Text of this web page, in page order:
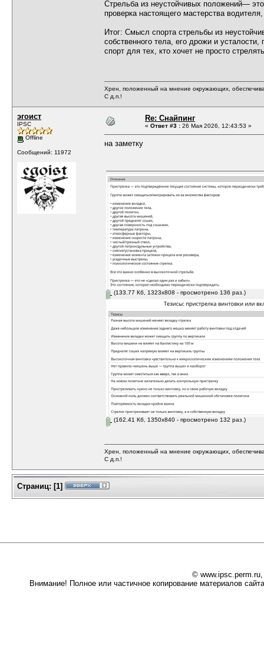
Стрельба из неустойчивых положений—
проверка настоящего мастерства
Итог: Смысл спорта стрельбы из
собственного тела, его дрожи и
спорт для тех, кто хочет не просто
Хрен, положенный на мнение окружающих,
С д.п.!
эгоист
IPSC
Offline
Сообщений: 11972
Re: Снайпинг
« Ответ #3 : 26 Мая 2026, 12:43:53 »
на заметку
(133.77 Кб, 1323x808 - просмотрено 136 раз.)
(162.41 Кб, 1350x840 - просмотрено 132 раз.)
Хрен, положенный на мнение окружающих,
С д.п.!
Страниц: [1]
©
Внимание! Полное или частичное копирование материалов